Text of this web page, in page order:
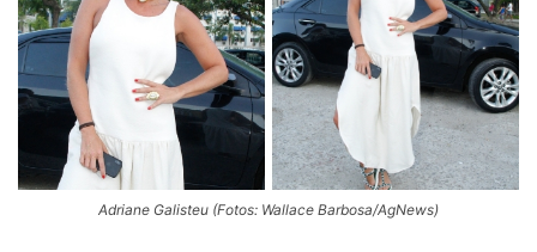
Adriane Galisteu (Fotos: Wallace Barbosa/AgNews)